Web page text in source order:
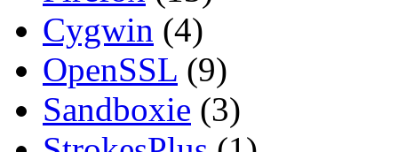
Cygwin (4)
OpenSSL (9)
Sandboxie (3)